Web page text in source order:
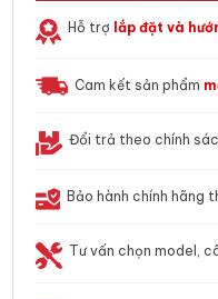
Hỗ trợ lắp đặt và
Cam kết sản phẩm
Đổi trả theo chính
Bảo hành chính hãng
Tư vấn chọn model,